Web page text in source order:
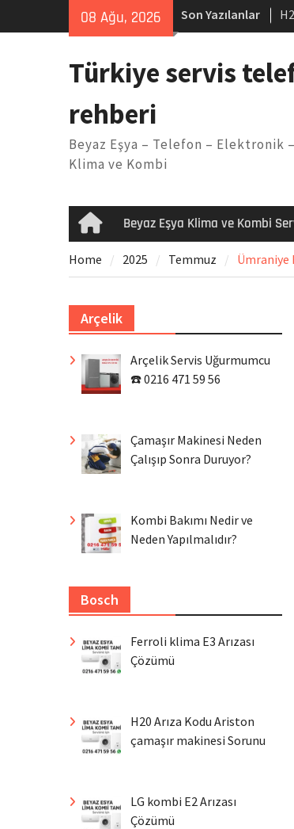
08 Ağu, 2026 Son Yazılanlar
Türkiye servis
rehberi
Beyaz Eşya – Telefon – Elektronik
Klima ve Kombi
HomeBeyaz Eşya Klima ve Kombi
Home 2025 Temmuz Ümraniye
Arçelik
Arçelik Servis Uğurmumcu
☎️ 0216 471 59 56
Çamaşır Makinesi Neden
Çalışıp Sonra Duruyor?
Kombi Bakımı Nedir ve
Neden Yapılmalıdır?
Bosch
Ferroli klima E3 Arızası
Çözümü
H20 Arıza Kodu Ariston
çamaşır makinesi Sorunu
LG kombi E2 Arızası
Çözümü